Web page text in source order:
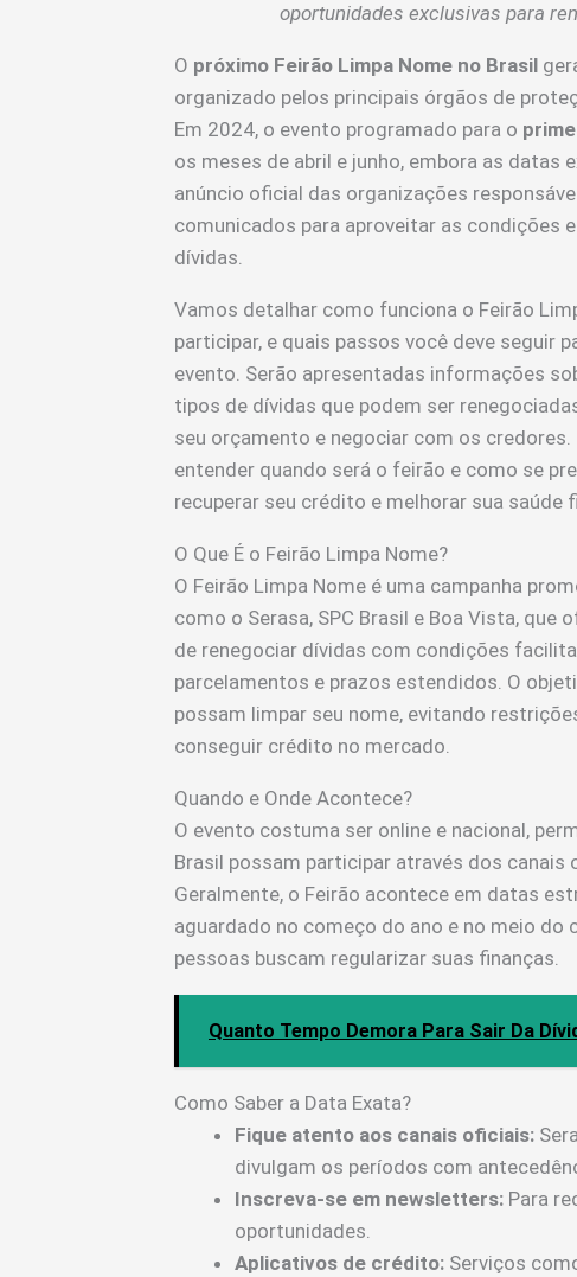
oportunidades exclusivas para
O próximo Feirão Limpa Nome no Brasil
organizado pelos principais órgãos de
Em 2024, o evento programado para o
os meses de abril e junho, embora as datas
anúncio oficial das organizações
comunicados para aproveitar as condições
dívidas.
Vamos detalhar como funciona o Feirão
participar, e quais passos você deve seguir
evento. Serão apresentadas informações
tipos de dívidas que podem ser
seu orçamento e negociar com os
entender quando será o feirão e como se
recuperar seu crédito e melhorar sua saúde
O Que É o Feirão Limpa Nome?
O Feirão Limpa Nome é uma campanha
como o Serasa, SPC Brasil e Boa Vista,
de renegociar dívidas com condições
parcelamentos e prazos estendidos. O
possam limpar seu nome, evitando
conseguir crédito no mercado.
Quando e Onde Acontece?
O evento costuma ser online e nacional,
Brasil possam participar através dos
Geralmente, o Feirão acontece em datas
aguardado no começo do ano e no meio do
pessoas buscam regularizar suas finanças.
Quanto Tempo Demora Para Sair Da
Como Saber a Data Exata?
Fique atento aos canais oficiais:
divulgam os períodos com
Inscreva-se em newsletters: Para
oportunidades.
Aplicativos de crédito: Serviços